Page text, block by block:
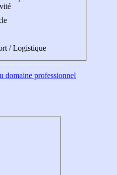
/ Logistique
domaine professionnel